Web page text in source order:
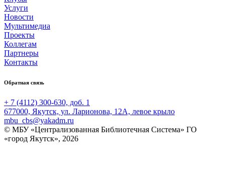
Услуги
Новости
Мультимедиа
Проекты
Коллегам
Партнеры
Контакты
Обратная связь
+ 7 (4112) 300-630, доб. 1
677000, Якутск, ул. Ларионова, 12А, левое крыло
mbu_cbs@yakadm.ru
© МБУ «Централизованная Библиотечная Система» ГО
«город Якутск», 2026